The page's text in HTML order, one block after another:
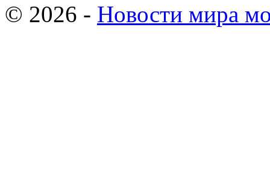
© 2026 - Новости мира